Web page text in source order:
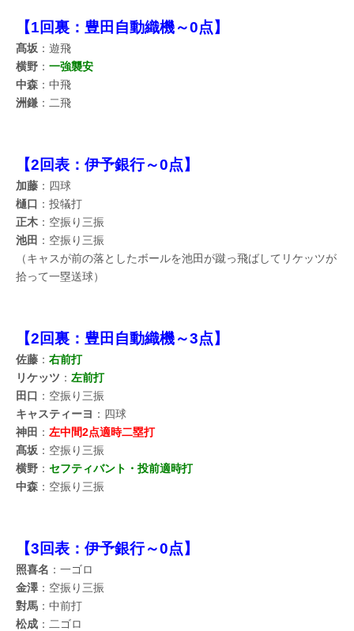
【1回裏：豊田自動織機～0点】
髙坂 ：遊飛
横野 ： 一強襲安
中森 ：中飛
洲鎌 ：二飛
【2回表：伊予銀行～0点】
加藤 ：四球
樋口 ：投犠打
正木 ：空振り三振
池田 ：空振り三振
（キャスが前の落としたボールを池田が蹴っ飛ばしてリケッツが
拾って一塁送球）
【2回裏：豊田自動織機～3点】
佐藤 ： 右前打
リケッツ ： 左前打
田口 ：空振り三振
キャスティーヨ ：四球
神田 ： 左中間2点適時二塁打
髙坂 ：空振り三振
横野 ： セフティバント・投前適時打
中森 ：空振り三振
【3回表：伊予銀行～0点】
照喜名 ：一ゴロ
金澤 ：空振り三振
對馬 ：中前打
松成 ：二ゴロ